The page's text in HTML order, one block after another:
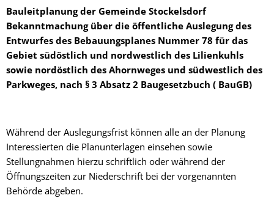
Bauleitplanung der Gemeinde Stockelsdorf
Bekanntmachung über die öffentliche Auslegung des
Entwurfes des Bebauungsplanes Nummer 78 für das
Gebiet südöstlich und nordwestlich des Lilienkuhls
sowie nordöstlich des Ahornweges und südwestlich des
Parkweges, nach § 3 Absatz 2 Baugesetzbuch ( BauGB)
Während der Auslegungsfrist können alle an der Planung
Interessierten die Planunterlagen einsehen sowie
Stellungnahmen hierzu schriftlich oder während der
Öffnungszeiten zur Niederschrift bei der vorgenannten
Behörde abgeben.